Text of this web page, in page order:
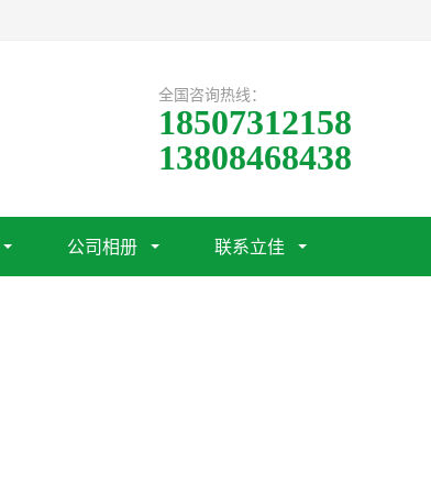
全国咨询热线：
18507312158
13808468438
公司相册 联系立佳